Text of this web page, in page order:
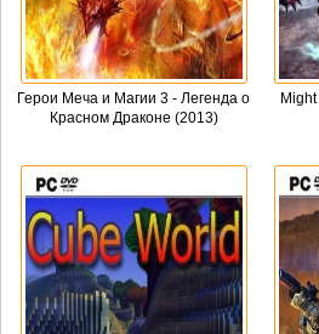
Герои Меча и Магии 3 - Легенда о
Красном Драконе (2013)